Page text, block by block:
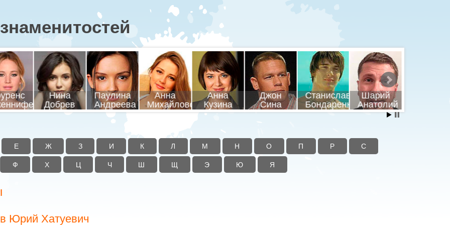
Нина
Добрев
Паулина
Андреева
Анна
Михайловская
Анна
Кузина
Джон
Сина
Станислава
Бондаренко
Шарий
Анатолий
Е Ж З И К Л М Н О П Р С
Ф Х Ц Ч Ш Щ Э Ю Я
Юрий Хатуевич